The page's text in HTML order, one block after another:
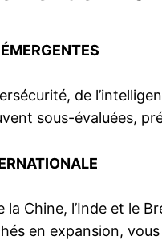
de
sous-évaluées,
Chine, l’Inde et le
en expansion,